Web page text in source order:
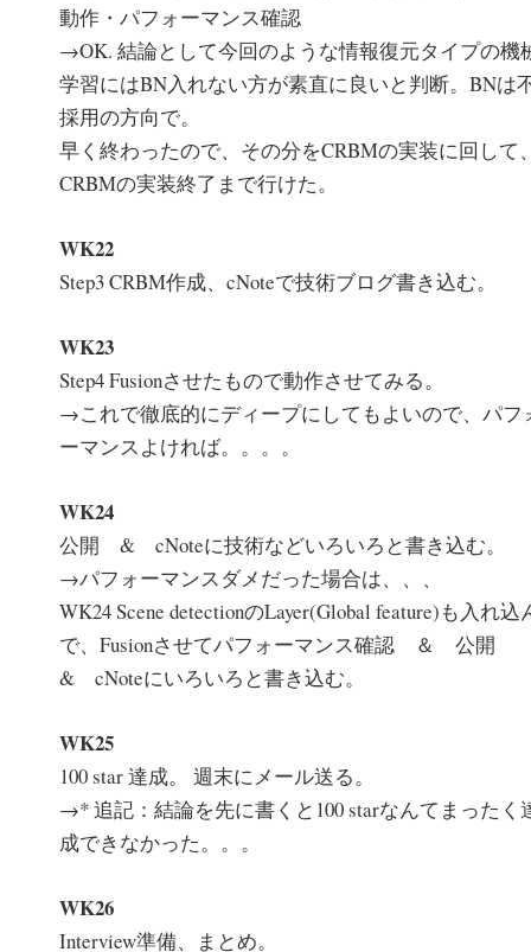
動作・パフォーマンス確認
→OK. 結論として今回のような情報復元タイプの機
学習にはBN入れない方が素直に良いと判断。BNは
採用の方向で。
早く終わったので、その分をCRBMの実装に回して
CRBMの実装終了まで行けた。
WK22
Step3 CRBM作成、cNoteで技術ブログ書き込む。
WK23
Step4 Fusionさせたもので動作させてみる。
→これで徹底的にディープにしてもよいので、パフ
ーマンスよければ。。。。
WK24
公開 & cNoteに技術などいろいろと書き込む。
→パフォーマンスダメだった場合は、、、
WK24 Scene detectionのLayer(Global feature)も入れ込
で、Fusionさせてパフォーマンス確認 ＆ 公開
& cNoteにいろいろと書き込む。
WK25
100 star 達成。 週末にメール送る。
→* 追記：結論を先に書くと100 starなんてまったく
成できなかった。。。
WK26
Interview準備、まとめ。